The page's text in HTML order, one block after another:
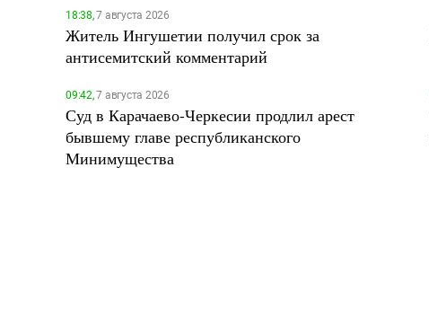
18:38,7 августа 2026
Житель Ингушетии получил срок за
антисемитский комментарий
09:42,7 августа 2026
Суд в Карачаево-Черкесии продлил арест
бывшему главе республиканского
Минимущества